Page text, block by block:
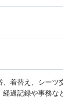
着替え、シーツ
過記録や事務な